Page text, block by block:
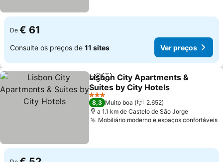
De € 61
Consulte os preços de 11 sites Ver preços
PartilharAdicionar aos favoritos
Lisbon City Apartments &
Suites by City Hotels
3 Estrelas
8,3 Muito boa
2.652
a 1.1 km de Castelo de São Jorge
Mobiliário moderno e espaços confortáveis